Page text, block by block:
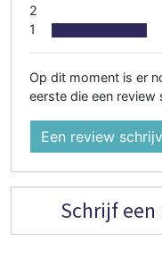
2
1
Op dit moment is er
eerste die een review
Een review
Schrijf een